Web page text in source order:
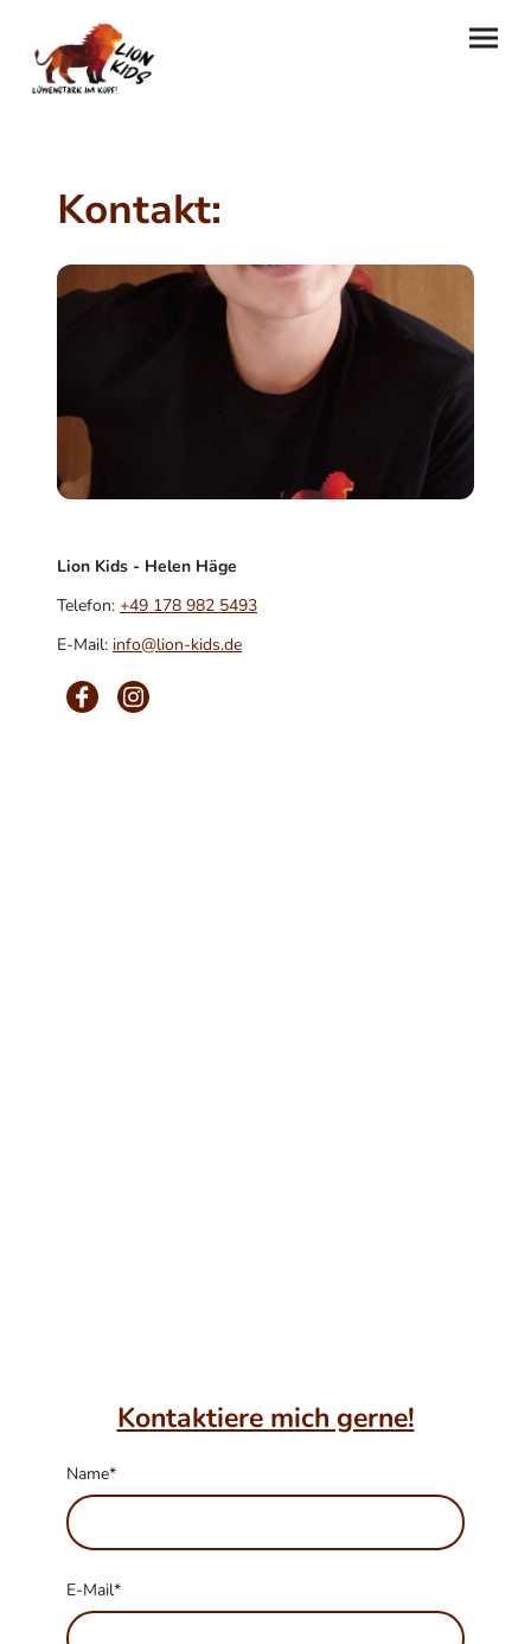
Kontakt:
Lion Kids - Helen Häge
Telefon: +49 178 982 5493
E-Mail: info@lion-kids.de
Kontaktiere mich gerne!
Name*
E-Mail*